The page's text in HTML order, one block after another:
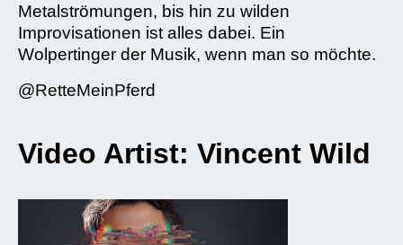
Metalströmungen, bis hin zu wilden
Improvisationen ist alles dabei. Ein
Wolpertinger der Musik, wenn man so möchte.
@RetteMeinPferd
Video Artist: Vincent Wild